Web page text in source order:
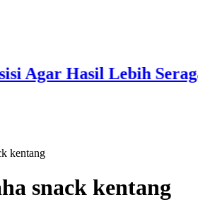
Hasil Lebih Seragam
kentang
snack kentang